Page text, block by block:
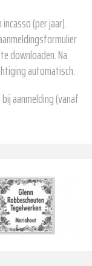
(per jaar).
te downloaden. Na
automatisch.
aanmelding (vanaf